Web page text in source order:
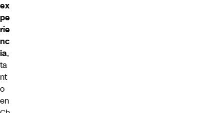
ex
pe
rie
nc
ia,
ta
nt
o
en